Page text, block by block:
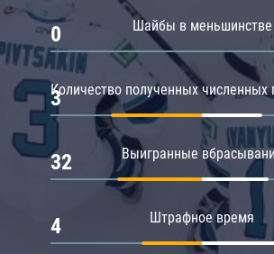
Шайбы в меньшинстве
0
Количество полученных
3
Выигранные
32
Штрафное время
4